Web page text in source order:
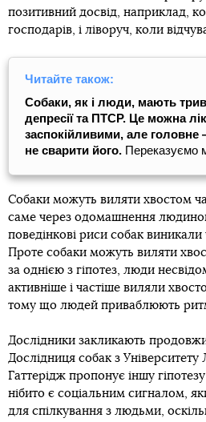
позитивний досвід, наприклад,
господарів, і ліворуч, коли
Читайте також:
Собаки, як і люди, мають
депресії та ПТСР. Це можна
заспокійливими, але головне
не сварити його. Переказуємо
Собаки можуть виляти хвостом
саме через одомашнення
поведінкові риси собак виникали
Проте собаки можуть виляти
за однією з гіпотез, люди
активніше і частіше виляли
тому що людей приваблюють
Дослідники закликають
Дослідниця собак з Університету
Гаттерідж пропонує іншу
нібито є соціальним сигналом,
для спілкування з людьми,